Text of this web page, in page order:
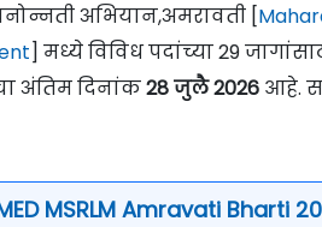
अभियान,अमरावती [
] मध्ये विविध पदांच्या 29
अंतिम दिनांक28 जुलै 2026 आहे.
MSRLM Amravati Bharti